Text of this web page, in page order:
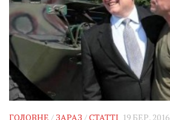
ГОЛОВНЕ / ЗАРАЗ /СТАТТІ 19 БЕР, 2016